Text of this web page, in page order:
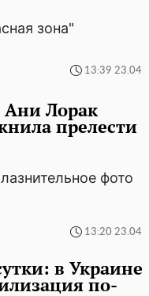
зона"
13:39 23.04
Лорак
прелести
фото
13:20 23.04
в Украине
по-